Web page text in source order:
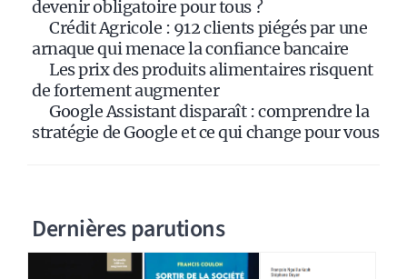
devenir obligatoire pour tous ?
Crédit Agricole : 912 clients piégés par une
arnaque qui menace la confiance bancaire
Les prix des produits alimentaires risquent
de fortement augmenter
Google Assistant disparaît : comprendre la
stratégie de Google et ce qui change pour vous
Dernières parutions